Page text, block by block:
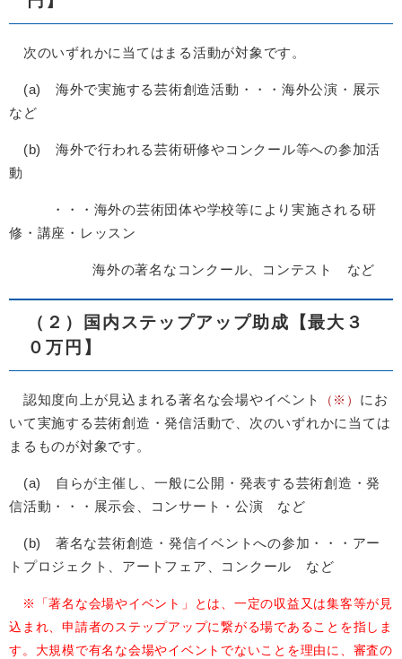
次のいずれかに当てはまる活動が対象です。
(a) 海外で実施する芸術創造活動・・・海外公演・展示
など
(b) 海外で行われる芸術研修やコンクール等への参加活
動
・・・海外の芸術団体や学校等により実施される研
修・講座・レッスン
海外の著名なコンクール、コンテスト など
（２）国内ステップアップ助成【最大３
０万円】
認知度向上が見込まれる著名な会場やイベント （※） にお
いて実施する芸術創造・発信活動で、次のいずれかに当ては
まるものが対象です。
(a) 自らが主催し、一般に公開・発表する芸術創造・発
信活動・・・展示会、コンサート・公演 など
(b) 著名な芸術創造・発信イベントへの参加・・・アー
トプロジェクト、アートフェア、コンクール など
※「著名な会場やイベント」とは、一定の収益又は集客等が見
込まれ、申請者のステップアップに繋がる場であることを指しま
す。大規模で有名な会場やイベントでないことを理由に、審査の